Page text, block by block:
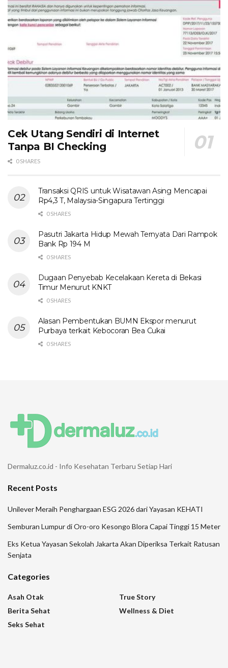
Cek Utang Sendiri di Internet
Tanpa BI Checking
0 SHARES
Transaksi QRIS untuk Wisatawan Asing Mencapai
Rp4,3 T, Malaysia-Singapura Tertinggi
0 SHARES
Pasutri Jakarta Hidup Mewah Ternyata Dari Rampok
Bank Rp 194 M
0 SHARES
Dugaan Penyebab Kecelakaan Kereta di Bekasi
Timur Menurut KNKT
0 SHARES
Alasan Pembentukan BUMN Ekspor menurut
Purbaya terkait Kebocoran Bea Cukai
0 SHARES
Dermaluz.co.id - Info Kesehatan Terbaru Setiap Hari
Recent Posts
Unilever Meraih Penghargaan ESG 2026 dari Yayasan KEHATI
Semburan Lumpur di Oro-oro Kesongo Blora Capai Tinggi 15 Meter
Eks Ketua Yayasan Sekolah Jakarta Akan Diperiksa Terkait Ratusan
Senjata
Categories
Asah Otak
Berita Sehat
Seks Sehat
True Story
Wellness & Diet